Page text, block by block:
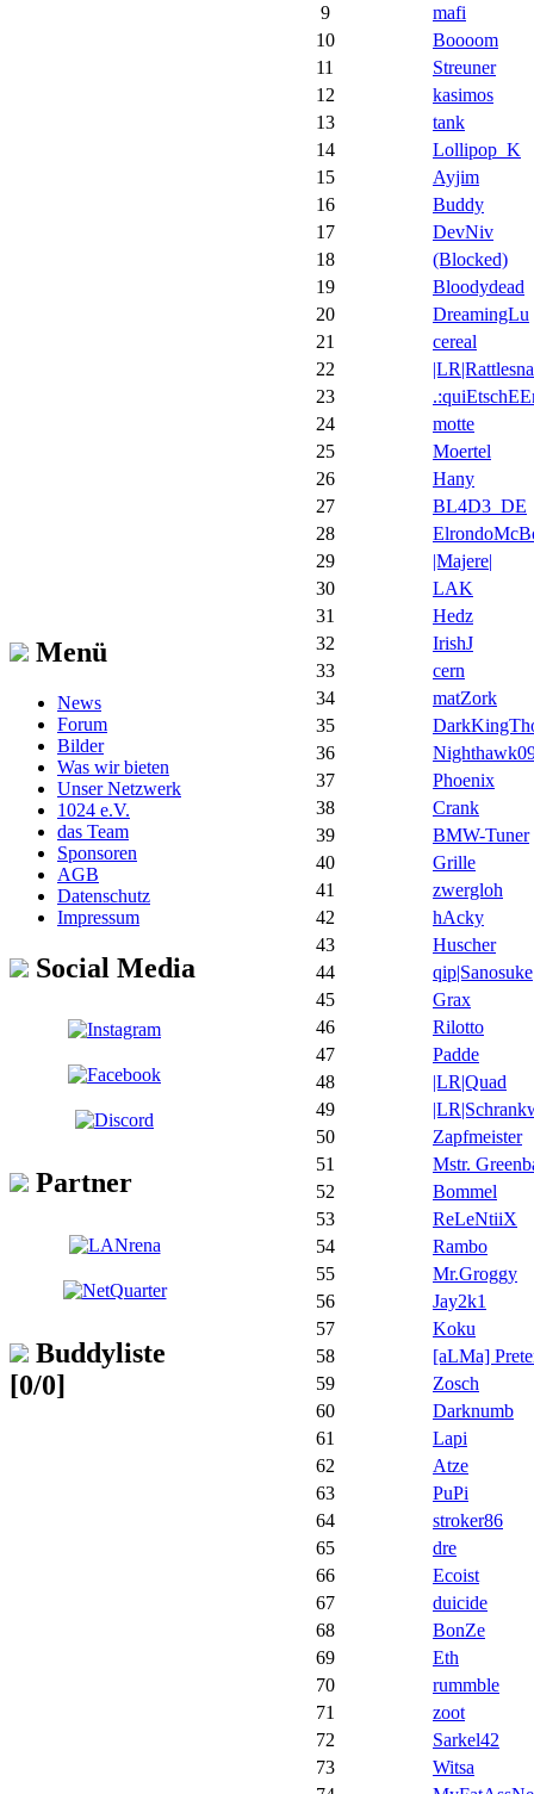
Menü
News
Forum
Bilder
Was wir bieten
Unser Netzwerk
1024 e.V.
das Team
Sponsoren
AGB
Datenschutz
Impressum
Social Media
Partner
Buddyliste
[0/0]
9
mafi
10
Boooom
11
Streuner
12
kasimos
13
tank
14
Lollipop_K
15
Ayjim
16
Buddy
17
DevNiv
18
(Blocked)
19
Bloodydead
20
DreamingLu
21
cereal
22
23
24
motte
25
Moertel
26
Hany
27
BL4D3_DE
28
29
|Majere|
30
LAK
31
Hedz
32
IrishJ
33
cern
34
matZork
35
36
37
Phoenix
38
Crank
39
BMW-Tuner
40
Grille
41
zwergloh
42
hAcky
43
Huscher
44
qip|Sanosuke
45
Grax
46
Rilotto
47
Padde
48
|LR|Quad
49
50
Zapfmeister
51
Mstr.
52
Bommel
53
ReLeNtiiX
54
Rambo
55
Mr.Groggy
56
Jay2k1
57
Koku
58
[aLMa]
59
Zosch
60
Darknumb
61
Lapi
62
Atze
63
PuPi
64
stroker86
65
dre
66
Ecoist
67
duicide
68
BonZe
69
Eth
70
rummble
71
zoot
72
Sarkel42
73
Witsa